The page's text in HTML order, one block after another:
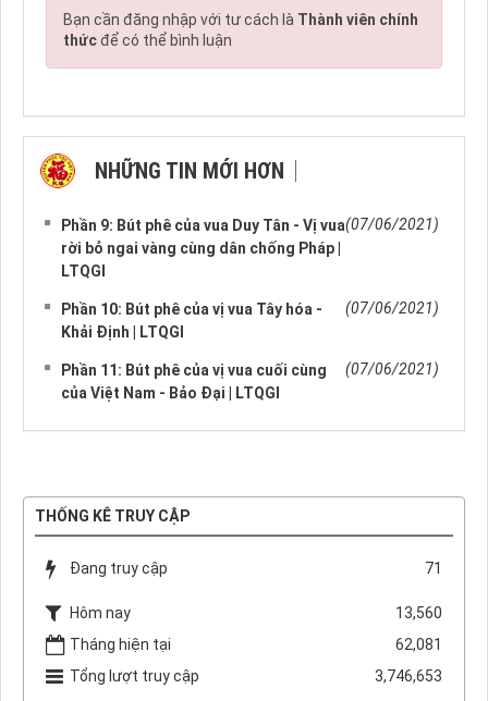
Bạn cần đăng nhập với tư cách là Thành viên chính
thứcđể có thể bình luận
NHỮNG TIN MỚI HƠN
Phần 9: Bút phê của vua Duy Tân - Vị vua
rời bỏ ngai vàng cùng dân chống Pháp |
LTQGI
(07/06/2021)
Phần 10: Bút phê của vị vua Tây hóa -
Khải Định | LTQGI
(07/06/2021)
Phần 11: Bút phê của vị vua cuối cùng
của Việt Nam - Bảo Đại | LTQGI
(07/06/2021)
THỐNG KÊ TRUY CẬP
Đang truy cập 71
Hôm nay
13,560
Tháng hiện tại
62,081
Tổng lượt truy cập
3,746,653